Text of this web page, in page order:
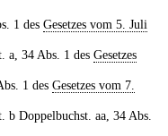
1 des Gesetzes vom 5. Juli
a, 34 Abs. 1 des Gesetzes
1 des Gesetzes vom 7.
Doppelbuchst. aa, 34 Abs.